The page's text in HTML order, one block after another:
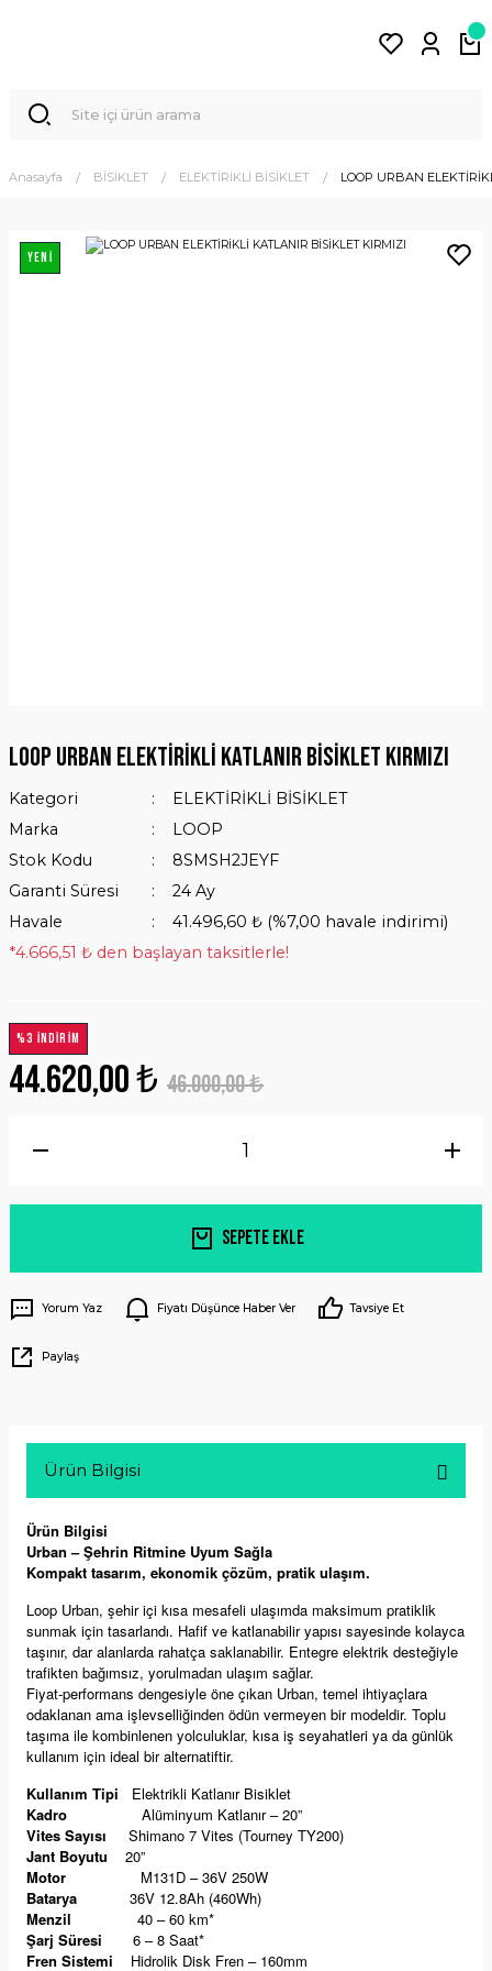
Anasayfa BİSİKLET ELEKTİRİKLİ BİSİKLET LOOP URBAN
YENİ
LOOP URBAN ELEKTİRİKLİ KATLANIR BİSİKLET KIRMIZI
Kategori
ELEKTİRİKLİ BİSİKLET
Marka
LOOP
Stok Kodu
8SMSH2JEYF
Garanti Süresi
24 Ay
Havale
41.496,60 ₺ (%7,00 havale indirimi)
*4.666,51 ₺ den başlayan taksitlerle!
%3 İNDİRİM
44.620,00 ₺ 46.000,00 ₺
Sepete Ekle
Yorum Yaz Fiyatı Düşünce Haber Ver Tavsiye Et
Paylaş
Ürün Bilgisi
Ürün Bilgisi
Urban – Şehrin Ritmine Uyum Sağla
Kompakt tasarım, ekonomik çözüm, pratik ulaşım.
Loop Urban, şehir içi kısa mesafeli ulaşımda maksimum pratiklik
sunmak için tasarlandı. Hafif ve katlanabilir yapısı sayesinde kolayca
taşınır, dar alanlarda rahatça saklanabilir. Entegre elektrik desteğiyle
trafikten bağımsız, yorulmadan ulaşım sağlar.
Fiyat-performans dengesiyle öne çıkan Urban, temel ihtiyaçlara
odaklanan ama işlevselliğinden ödün vermeyen bir modeldir. Toplu
taşıma ile kombinlenen yolculuklar, kısa iş seyahatleri ya da günlük
kullanım için ideal bir alternatiftir.
Kullanım Tipi
Elektrikli Katlanır Bisiklet
Kadro
Alüminyum Katlanır – 20”
Vites Sayısı
Shimano 7 Vites (Tourney TY200)
Jant Boyutu
20”
Motor
M131D – 36V 250W
Batarya
36V 12.8Ah (460Wh)
Menzil
40 – 60 km*
Şarj Süresi
6 – 8 Saat*
Fren Sistemi
Hidrolik Disk Fren – 160mm